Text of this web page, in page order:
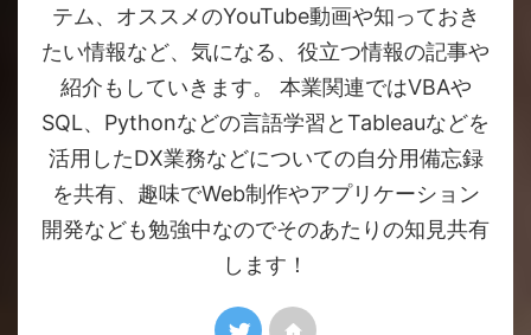
テム、オススメのYouTube動画や知っておき
たい情報など、気になる、役立つ情報の記事や
紹介もしていきます。 本業関連ではVBAや
SQL、Pythonなどの言語学習とTableauなどを
活用したDX業務などについての自分用備忘録
を共有、趣味でWeb制作やアプリケーション
開発なども勉強中なのでそのあたりの知見共有
します！